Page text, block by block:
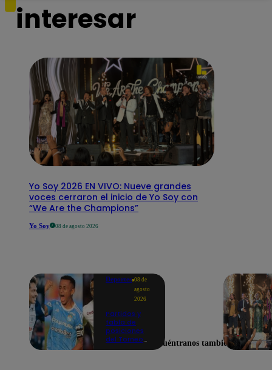
interesar
Yo Soy 2026 EN VIVO: Nueve grandes
voces cerraron el inicio de Yo Soy con
“We Are the Champions”
Yo Soy 08 de agosto 2026
Deportes 08 de
agosto
2026
Partidos y
tabla de
posiciones
del Torneo
Encuéntranos también en